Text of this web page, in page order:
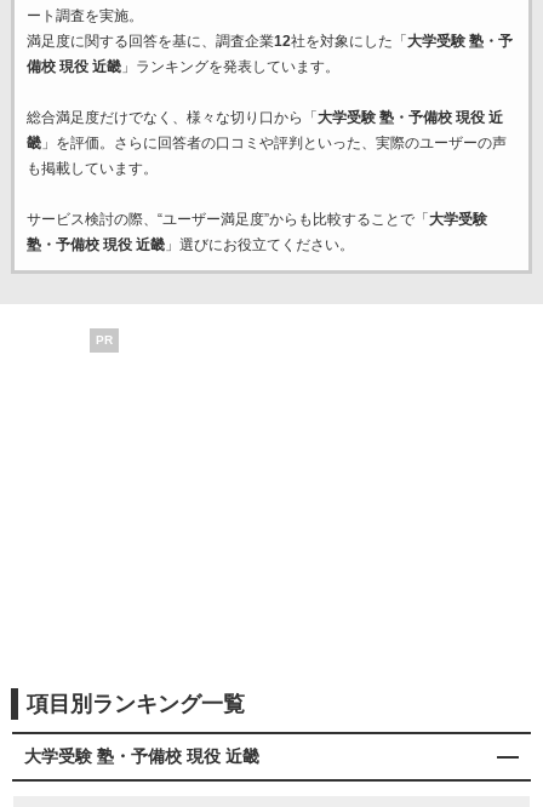
ート調査を実施。
満足度に関する回答を基に、調査企業12社を対象にした「 大学受験 塾・予
備校 現役 近畿」ランキングを発表しています。
総合満足度だけでなく、様々な切り口から「 大学受験 塾・予備校 現役 近
畿」を評価。さらに回答者の口コミや評判といった、実際のユーザーの声
も掲載しています。
サービス検討の際、“ユーザー満足度”からも比較することで「 大学受験
塾・予備校 現役 近畿」選びにお役立てください。
PR
項目別ランキング一覧
大学受験 塾・予備校 現役 近畿